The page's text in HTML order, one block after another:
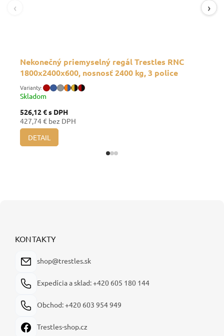
Nekonečný priemyselný regál Trestles RNC
1800x2400x600, nosnosť 2400 kg, 3 police
Skladom
526,12 €s DPH
427,74 € bez DPH
DETAIL
‹ ›
KONTAKTY
shop@trestles.sk
Expedícia a sklad: +420 605 180 144
Obchod: +420 603 954 949
Trestles-shop.cz